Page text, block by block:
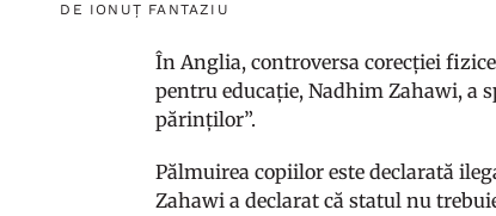
DE IONUȚ FANTAZIU
În Anglia, controversa corecției
pentru educație, Nadhim Zahawi, a
părinților”.
Pălmuirea copiilor este declarată
Zahawi a declarat că statul nu